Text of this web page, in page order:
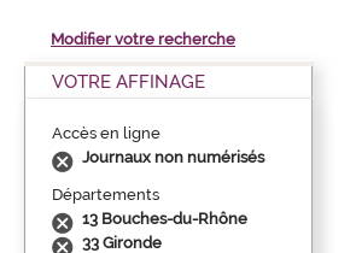
Modifier votre recherche
VOTRE AFFINAGE
Accès en ligne
Journaux non numérisés
Départements
13 Bouches-du-Rhône
33 Gironde